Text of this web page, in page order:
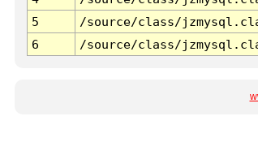
5
/source/class/
6
/source/class/